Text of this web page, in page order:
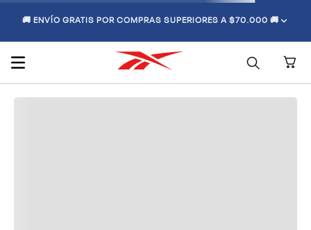
🚚 ENVÍO GRATIS POR COMPRAS SUPERIORES A $70.000 🚚